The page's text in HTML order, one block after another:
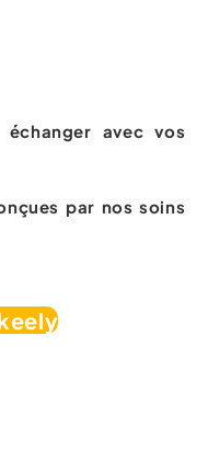
avec vos
par nos soins